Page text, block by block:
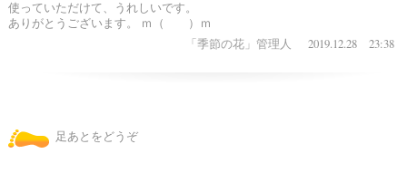
使っていただけて、うれしいです。
ありがとうございます。 ｍ（ ）ｍ
「季節の花」管理人
2019.12.28 23:38
足あとをどうぞ